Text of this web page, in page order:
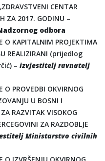
CENTAR
ZA 2017. GODINU –
odbora
O KAPITALNIM PROJEKTIMA
REALIZIRANI (prijedlog
– izvjestitelj ravnatelj
O PROVEDBI OKVIRNOG
U BOSNI I
RAZVITAK VISOKOG
ZA RAZDOBLJE
Ministarstvo civilnih
O IZVRŠENJU OKVIRNOG